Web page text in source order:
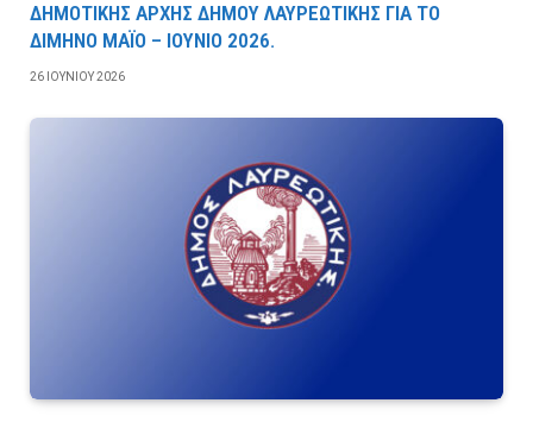
ΔΗΜΟΤΙΚΗΣ ΑΡΧΗΣ ΔΗΜΟΥ ΛΑΥΡΕΩΤΙΚΗΣ ΓΙΑ ΤΟ
ΔΙΜΗΝΟ ΜΑΪΟ – ΙΟΥΝΙΟ 2026.
26 ΙΟΥΝΊΟΥ 2026